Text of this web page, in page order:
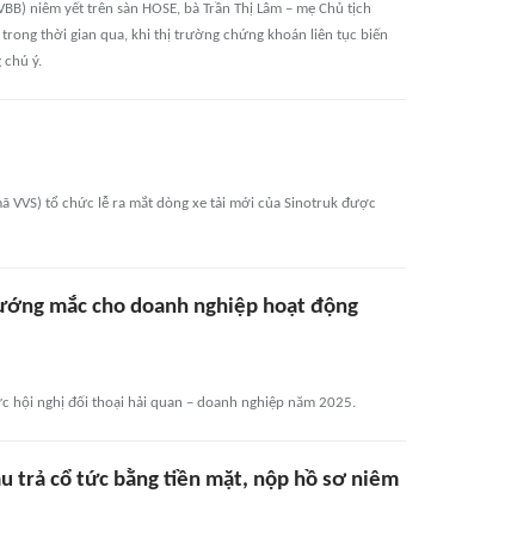
niêm yết trên sàn HOSE, bà Trần Thị Lâm – mẹ Chủ tịch
trong thời gian qua, khi thị trường chứng khoán liên tục biến
chú ý.
VVS) tổ chức lễ ra mắt dòng xe tải mới của Sinotruk được
mắc cho doanh nghiệp hoạt động
hội nghị đối thoại hải quan – doanh nghiệp năm 2025.
trả cổ tức bằng tiền mặt, nộp hồ sơ niêm